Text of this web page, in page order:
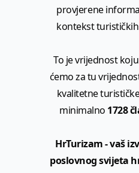
provjerene
kontekst
To je vrijednost
ćemo za tu
kvalitetne
minimalno 1728
HrTurizam - vaš
poslovnog svijeta